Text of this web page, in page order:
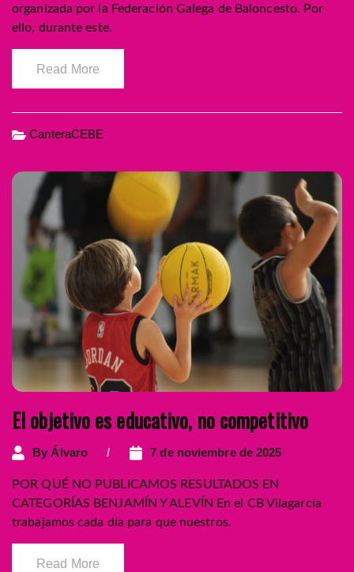
organizada por la Federación Galega de Baloncesto. Por
ello, durante este.
Read More
CanteraCEBE
El objetivo es educativo, no competitivo
By Álvaro 7 de noviembre de 2025
POR QUÉ NO PUBLICAMOS RESULTADOS EN
CATEGORÍAS BENJAMÍN Y ALEVÍN En el CB Vilagarcía
trabajamos cada día para que nuestros.
Read More